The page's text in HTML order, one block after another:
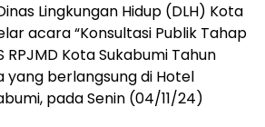
Lingkungan Hidup (DLH) Kota
acara “Konsultasi Publik Tahap
RPJMD Kota Sukabumi Tahun
yang berlangsung di Hotel
pada Senin (04/11/24)